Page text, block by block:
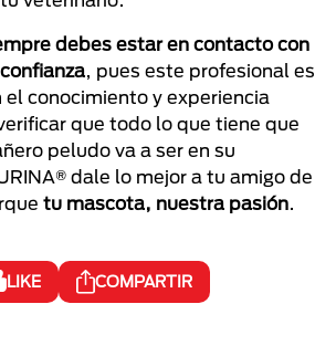
debes estar en contacto con
, pues este profesional es
el conocimiento y experiencia
que todo lo que tiene que
peludo va a ser en su
dale lo mejor a tu amigo de
tu mascota, nuestra pasión.
LIKE COMPARTIR